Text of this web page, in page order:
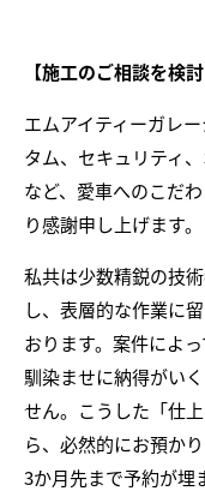
【施工のご相談を検
エムアイティーガレ
タム、セキュリティ
など、愛車へのこだ
り感謝申し上げます。
私共は少数精鋭の技
し、表層的な作業に
おります。案件によ
馴染ませに納得がい
せん。こうした「仕
ら、必然的にお預か
3か月先まで予約が埋